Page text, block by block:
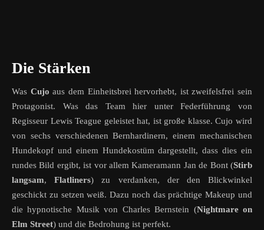
Die Stärken
Was Cujo aus dem Einheitsbrei hervorhebt, ist zweifelsfrei sein
Protagonist. Was das Team hier unter Federführung von
Regisseur Lewis Teague geleistet hat, ist große klasse. Cujo wird
von sechs verschiedenen Bernhardinern, einem mechanischen
Hundekopf und einem Hundekostüm dargestellt, dass dies ein
rundes Bild ergibt, ist vor allem Kameramann Jan de Bont (Stirb
langsam,Flatliners) zu verdanken, der den Blickwinkel
geschickt zu setzen weiß. Dazu noch das prächtige Makeup und
die hypnotische Musik von Charles Bernstein (Nightmare on
Elm Street) und die Bedrohung ist perfekt.